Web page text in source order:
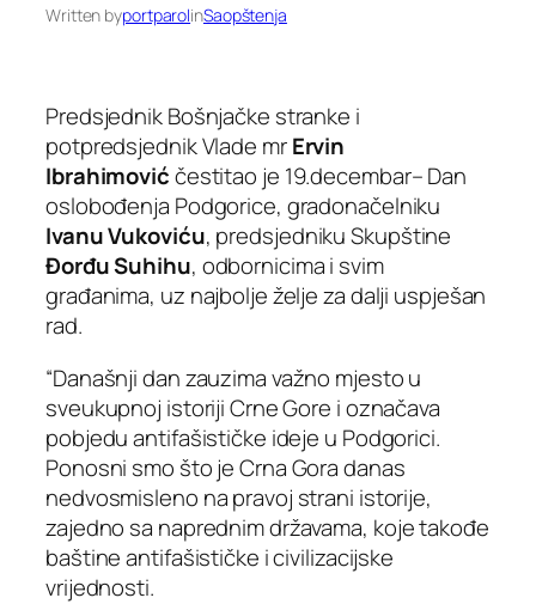
Written byportparolinSaopštenja
Predsjednik Bošnjačke stranke i
potpredsjednik Vlade mrErvin
Ibrahimovićčestitao je 19.decembar– Dan
oslobođenja Podgorice, gradonačelniku
Ivanu Vukoviću, predsjedniku Skupštine
Đorđu Suhihu, odbornicima i svim
građanima, uz najbolje želje za dalji uspješan
rad.
“Današnji dan zauzima važno mjesto u
sveukupnoj istoriji Crne Gore i označava
pobjedu antifašističke ideje u Podgorici.
Ponosni smo što je Crna Gora danas
nedvosmisleno na pravoj strani istorije,
zajedno sa naprednim državama, koje takođe
baštine antifašističke i civilizacijske
vrijednosti.